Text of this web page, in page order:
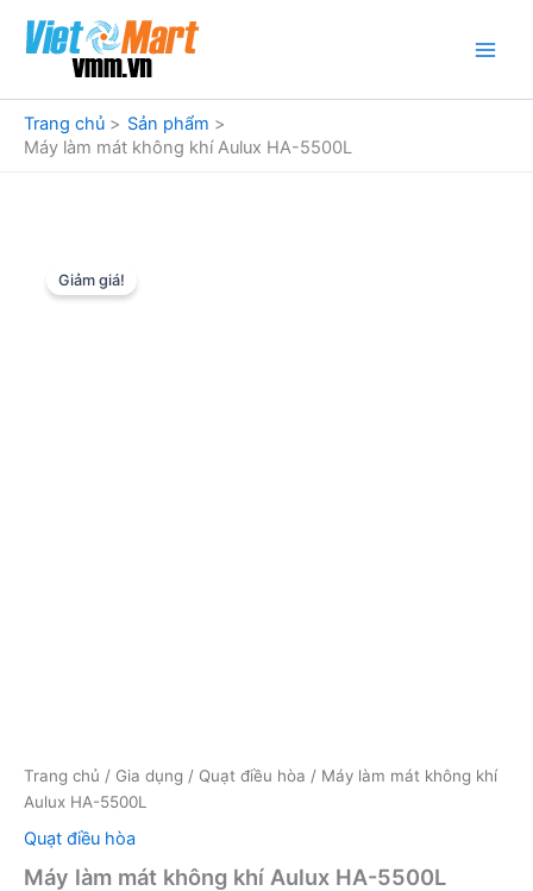
dung
Trang chủ
Sản phẩm
Máy làm mát không khí Aulux HA-5500L
Giảm giá!
Trang chủ / Gia dụng / Quạt điều hòa / Máy làm mát không khí
Aulux HA-5500L
Quạt điều hòa
Máy làm mát không khí Aulux HA-5500L